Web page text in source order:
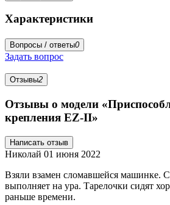
Характеристики
Вопросы / ответы0
Задать вопрос
Отзывы2
Отзывы о модели
крепления EZ-II»
Написать отзыв
Николай 01 июня 2022
Взяли взамен сломавшейся машинке.
выполняет на ура. Тарелочки сидят
раньше времени.